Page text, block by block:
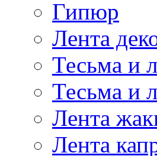
Гипюр
Лента
Тесьма и
Тесьма и
Лента
Лента